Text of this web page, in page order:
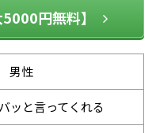
円無料】
男性
ッと言ってくれる